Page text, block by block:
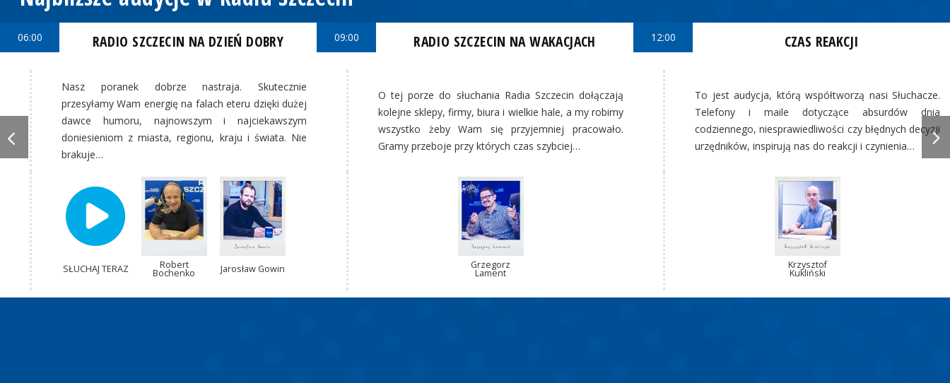
06:00 RADIO SZCZECIN NA DZIEŃ DOBRY
Nasz poranek dobrze nastraja. Skutecznie
przesyłamy Wam energię na falach eteru dzięki dużej
dawce humoru, najnowszym i najciekawszym
doniesieniom z miasta, regionu, kraju i świata. Nie
brakuje…
SŁUCHAJ TERAZ Robert
Bochenko Jarosław Gowin
09:00 RADIO SZCZECIN NA WAKACJACH
O tej porze do słuchania Radia Szczecin dołączają
kolejne sklepy, firmy, biura i wielkie hale, a my robimy
wszystko żeby Wam się przyjemniej pracowało.
Gramy przeboje przy których czas szybciej…
Grzegorz
Lament
12:00 CZAS REAKCJI
To jest audycja, którą współtworzą nasi Słuchacze.
Telefony i maile dotyczące absurdów dnia
codziennego, niesprawiedliwości czy błędnych decyzji
urzędników, inspirują nas do reakcji i czynienia…
Krzysztof
Kukliński